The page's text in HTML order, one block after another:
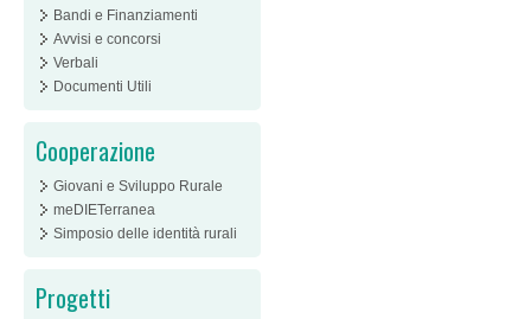
Bandi e Finanziamenti
Avvisi e concorsi
Verbali
Documenti Utili
Cooperazione
Giovani e Sviluppo Rurale
meDIETerranea
Simposio delle identità rurali
Progetti